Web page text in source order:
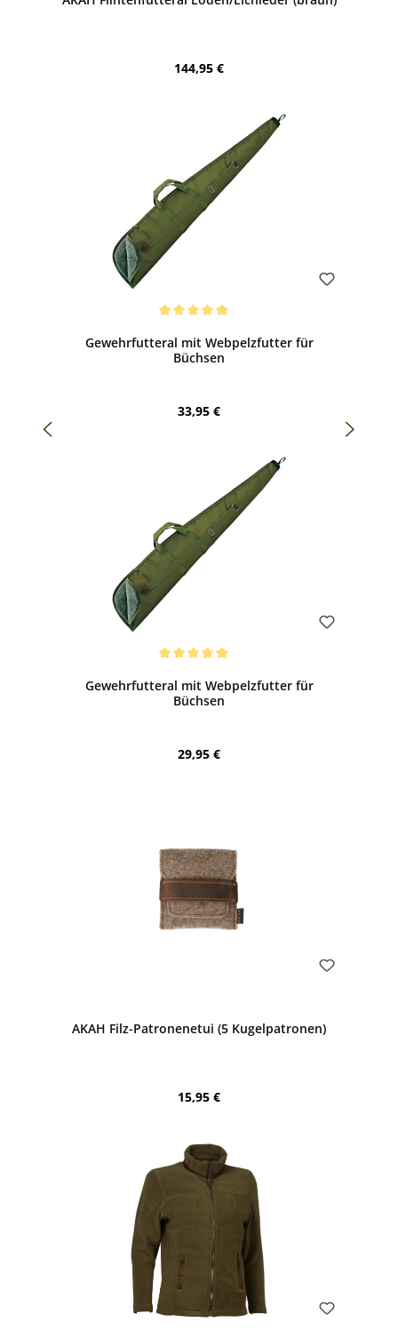
Regulärer Preis:
144,95 €
Gewehrfutteral mit Webpelzfutter für
Büchsen
Regulärer Preis:
33,95 €
Gewehrfutteral mit Webpelzfutter für
Büchsen
Regulärer Preis:
29,95 €
AKAH Filz-Patronenetui (5 Kugelpatronen)
Regulärer Preis:
15,95 €